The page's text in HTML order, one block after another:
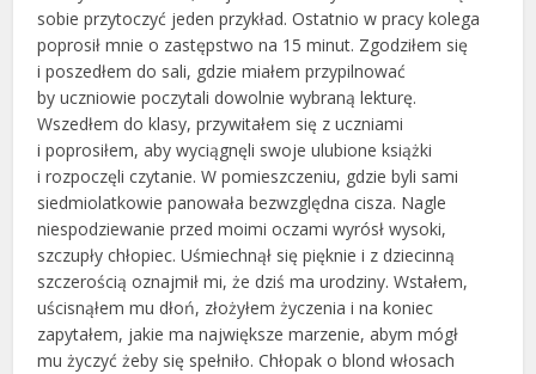
sobie przytoczyć jeden przykład. Ostatnio w pracy kolega
poprosił mnie o zastępstwo na 15 minut. Zgodziłem się
i poszedłem do sali, gdzie miałem przypilnować
by uczniowie poczytali dowolnie wybraną lekturę.
Wszedłem do klasy, przywitałem się z uczniami
i poprosiłem, aby wyciągnęli swoje ulubione książki
i rozpoczęli czytanie. W pomieszczeniu, gdzie byli sami
siedmiolatkowie panowała bezwzględna cisza. Nagle
niespodziewanie przed moimi oczami wyrósł wysoki,
szczupły chłopiec. Uśmiechnął się pięknie i z dziecinną
szczerością oznajmił mi, że dziś ma urodziny. Wstałem,
uścisnąłem mu dłoń, złożyłem życzenia i na koniec
zapytałem, jakie ma największe marzenie, abym mógł
mu życzyć żeby się spełniło. Chłopak o blond włosach